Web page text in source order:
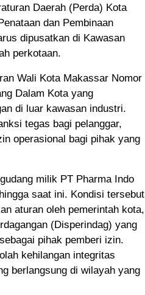
Daerah (Perda) Kota
dan Pembinaan
dipusatkan di Kawasan
perkotaan.
Wali Kota Makassar Nomor
Dalam Kota yang
di luar kawasan industri.
tegas bagi pelanggar,
operasional bagi pihak yang
milik PT Pharma Indo
saat ini. Kondisi tersebut
aturan oleh pemerintah kota,
(Disperindag) yang
pihak pemberi izin.
kehilangan integritas
berlangsung di wilayah yang